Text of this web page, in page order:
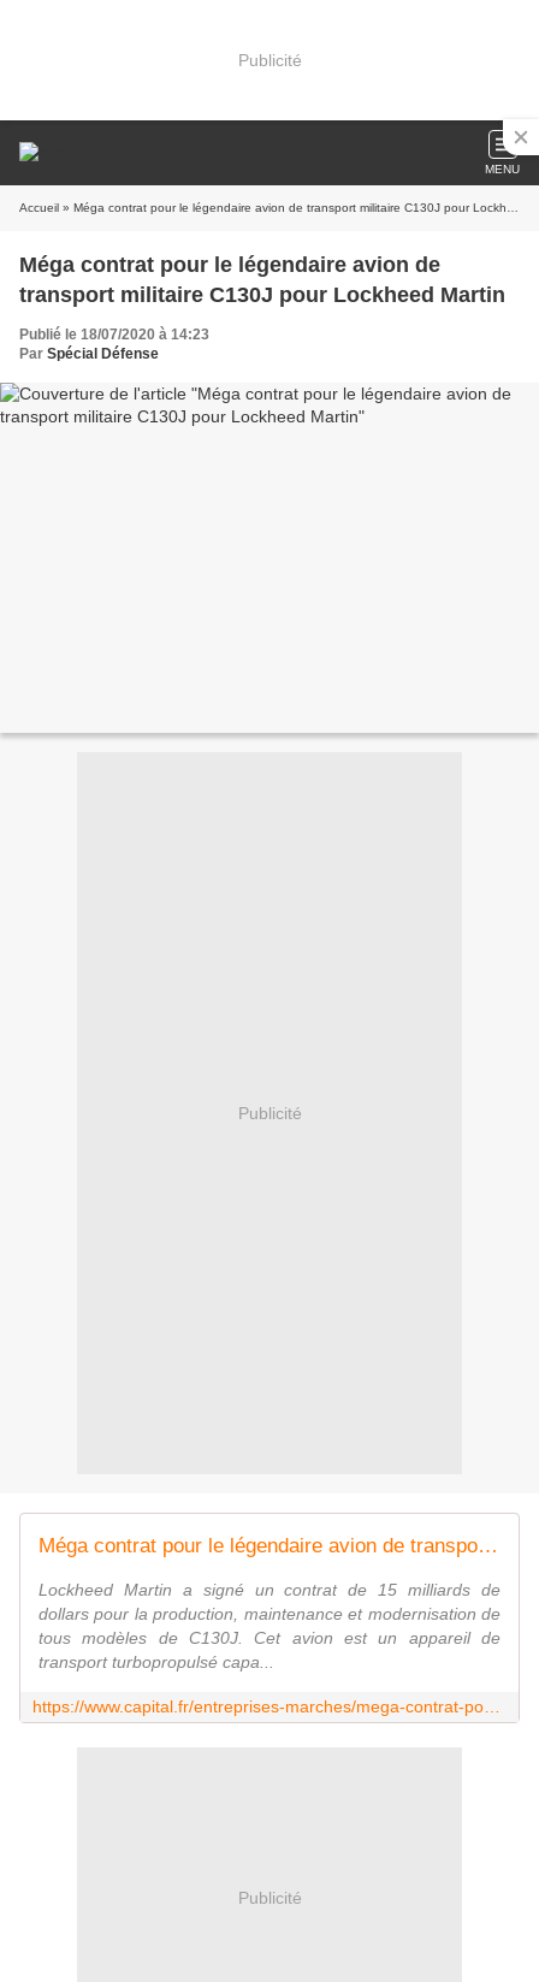
Publicité
MENU
Accueil » Méga contrat pour le légendaire avion de transport militaire C130J pour Lockheed Martin
Méga contrat pour le légendaire avion de
transport militaire C130J pour Lockheed Martin
Publié le 18/07/2020 à 14:23
Par Spécial Défense
Publicité
Méga contrat pour le légendaire avion de transport militaire C130J
Lockheed Martin a signé un contrat de 15 milliards de
dollars pour la production, maintenance et modernisation de
tous modèles de C130J. Cet avion est un appareil de
transport turbopropulsé capa...
Publicité